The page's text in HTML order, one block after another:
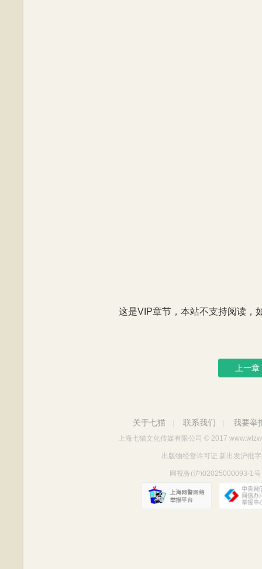
这是VIP章节，本站不支持阅读，
上一章
关于七猫 联系我们 我要举
上海七猫文化传媒有限公司 © 2017
出版物经营许可证 新出发沪批
网视备(沪)02025000093-1